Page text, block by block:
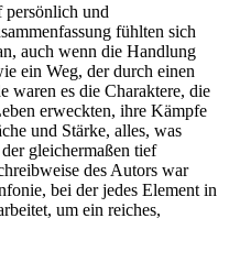
persönlich und
fühlten sich
auch wenn die Handlung
ein Weg, der durch einen
waren es die Charaktere, die
erweckten, ihre Kämpfe
und Stärke, alles, was
gleichermaßen tief
des Autors war
bei der jedes Element in
um ein reiches,